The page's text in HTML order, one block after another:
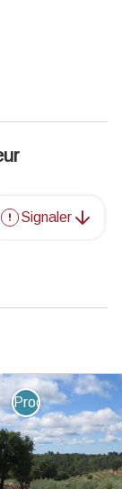
Signaler
Produit du